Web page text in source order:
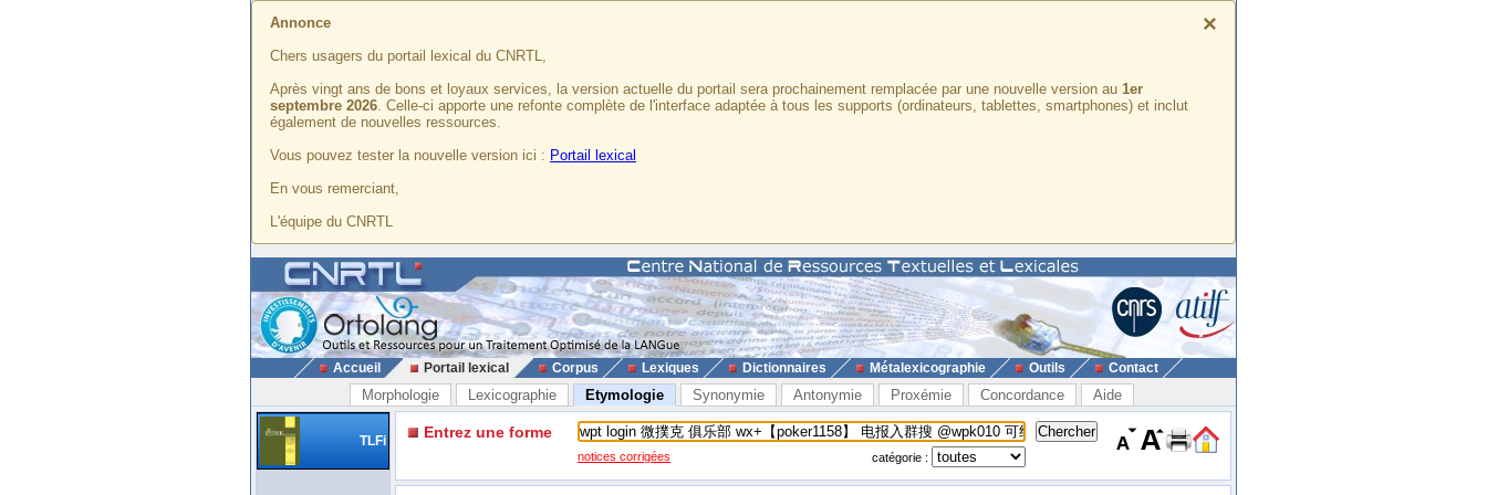
×
Annonce
Chers usagers du portail lexical du CNRTL,
Après vingt ans de bons et loyaux services, la version actuelle du portail sera prochainement remplacée par une nouvelle version au 1er
septembre 2026. Celle-ci apporte une refonte complète de l'interface adaptée à tous les supports (ordinateurs, tablettes, smartphones) et inclut
également de nouvelles ressources.
Vous pouvez tester la nouvelle version ici : Portail lexical
En vous remerciant,
L'équipe du CNRTL
Accueil Portail lexical Corpus Lexiques Dictionnaires Métalexicographie Outils Contact
Morphologie Lexicographie Etymologie Synonymie Antonymie Proxémie Concordance Aide
TLFi Entrez une forme
notices corrigées catégorie :